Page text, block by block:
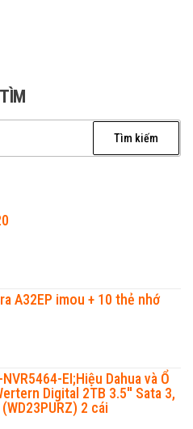
A32EP imou + 10 thẻ nhớ
EI;Hiệu Dahua và Ổ
Digital 2TB 3.5'' Sata 3,
2 cái